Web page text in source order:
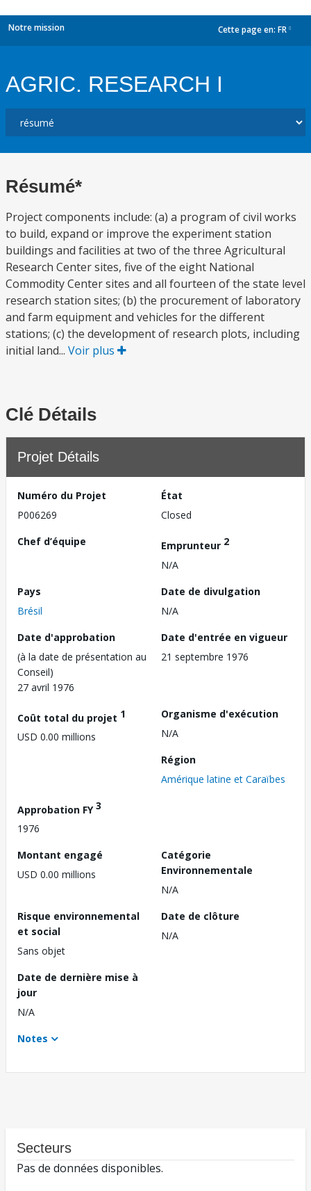
Notre mission Cette page en: FR
AGRIC. RESEARCH I
Résumé*
Project components include: (a) a program of civil works
to build, expand or improve the experiment station
buildings and facilities at two of the three Agricultural
Research Center sites, five of the eight National
Commodity Center sites and all fourteen of the state level
research station sites; (b) the procurement of laboratory
and farm equipment and vehicles for the different
stations; (c) the development of research plots, including
initial land... Voir plus
Clé Détails
Projet Détails
Numéro du Projet
P006269
État
Closed
Chef d’équipe
Emprunteur 2
N/A
Pays
Brésil
Date de divulgation
N/A
Date d'approbation
(à la date de présentation au
Conseil)
27 avril 1976
Date d'entrée en vigueur
21 septembre 1976
Coût total du projet 1
USD 0.00 millions
Organisme d'exécution
N/A
Région
Amérique latine et Caraïbes
Approbation FY3
1976
Montant engagé
USD 0.00 millions
Catégorie
Environnementale
N/A
Risque environnemental
et social
Sans objet
Date de clôture
N/A
Date de dernière mise à
jour
N/A
Notes
Secteurs
Pas de données disponibles.